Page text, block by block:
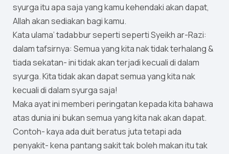
syurga itu apa saja yang kamu kehendaki akan dapat,
Allah akan sediakan bagi kamu.
Kata ulama’ tadabbur seperti seperti Syeikh ar-Razi:
dalam tafsirnya: Semua yang kita nak tidak terhalang &
tiada sekatan- ini tidak akan terjadi kecuali di dalam
syurga. Kita tidak akan dapat semua yang kita nak
kecuali di dalam syurga saja!
Maka ayat ini memberi peringatan kepada kita bahawa
atas dunia ini bukan semua yang kita nak akan dapat.
Contoh- kaya ada duit beratus juta tetapi ada
penyakit- kena pantang sakit tak boleh makan itu tak